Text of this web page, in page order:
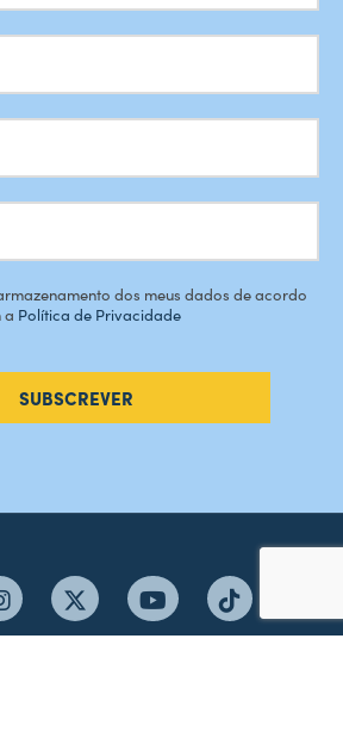
dos meus dados de acordo
a Política de Privacidade
SUBSCREVER